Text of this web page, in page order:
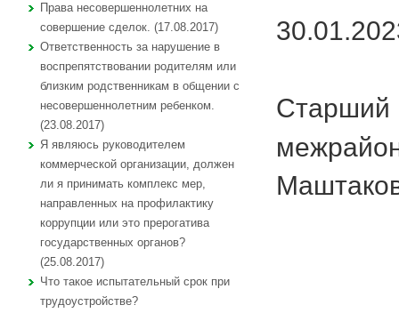
Права несовершеннолетних на
совершение сделок. (17.08.2017)
Ответственность за нарушение в
воспрепятствовании родителям или
близким родственникам в общении с
несовершеннолетним ребенком.
(23.08.2017)
Я являюсь руководителем
коммерческой организации, должен
ли я принимать комплекс мер,
направленных на профилактику
коррупции или это прерогатива
государственных органов?
(25.08.2017)
Что такое испытательный срок при
трудоустройстве?
Старший